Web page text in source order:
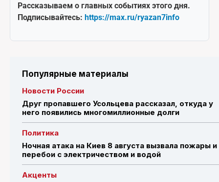
Рассказываем о главных событиях этого дня.
Подписывайтесь: https://max.ru/ryazan7info
Популярные материалы
Новости России
Друг пропавшего Усольцева рассказал, откуда у
него появились многомиллионные долги
Политика
Ночная атака на Киев 8 августа вызвала пожары и
перебои с электричеством и водой
Акценты